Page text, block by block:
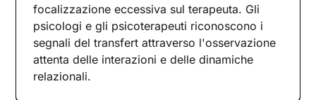
focalizzazione eccessiva sul terapeuta. Gli
psicologi e gli psicoterapeuti riconoscono i
segnali del transfert attraverso l'osservazione
attenta delle interazioni e delle dinamiche
relazionali.